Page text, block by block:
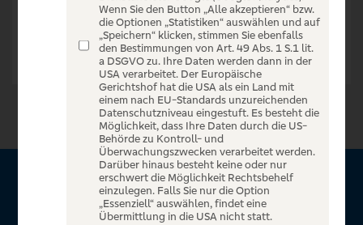
Über VR Entertain
Wenn Sie den Button „Alle akzeptieren“ bzw.
die Optionen „Statistiken“ auswählen und auf
„Speichern“ klicken, stimmen Sie ebenfalls
den Bestimmungen von Art. 49 Abs. 1 S.1 lit.
a DSGVO zu. Ihre Daten werden dann in der
USA verarbeitet. Der Europäische
Gerichtshof hat die USA als ein Land mit
einem nach EU-Standards unzureichenden
Datenschutzniveau eingestuft. Es besteht die
Möglichkeit, dass Ihre Daten durch die US-
Behörde zu Kontroll- und
Überwachungszwecken verarbeitet werden.
Darüber hinaus besteht keine oder nur
erschwert die Möglichkeit Rechtsbehelf
einzulegen. Falls Sie nur die Option
„Essenziell“ auswählen, findet eine
Übermittlung in die USA nicht statt.